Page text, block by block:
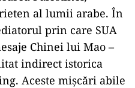
al lumii arabe. În
prin care SUA
Chinei lui Mao –
indirect istorica
Aceste mișcări abile